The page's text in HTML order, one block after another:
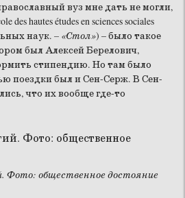
вуз мне дать не могли,
hautes études en sciences sociales
наук. – «Стол») – было такое
был Алексей Берелович,
стипендию. Но там было
поездки был и Сен-Серж. В Сен-
что их вообще где-то
общественное достояние